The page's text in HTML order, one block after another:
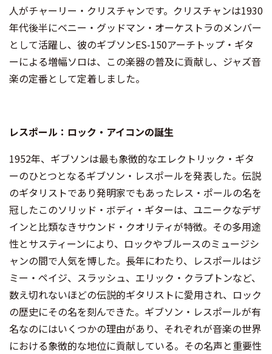
人がチャーリー・クリスチャンです。クリスチャンは1930
年代後半にベニー・グッドマン・オーケストラのメンバー
として活躍し、彼のギブソンES-150アーチトップ・ギタ
ーによる増幅ソロは、この楽器の普及に貢献し、ジャズ音
楽の定番として定着しました。
レスポール：ロック・アイコンの誕生
1952年、ギブソンは最も象徴的なエレクトリック・ギタ
ーのひとつとなるギブソン・レスポールを発表した。伝説
のギタリストであり発明家でもあったレス・ポールの名を
冠したこのソリッド・ボディ・ギターは、ユニークなデザ
インと比類なきサウンド・クオリティが特徴。その多用途
性とサスティーンにより、ロックやブルースのミュージシ
ャンの間で人気を博した。長年にわたり、レスポールはジ
ミー・ペイジ、スラッシュ、エリック・クラプトンなど、
数え切れないほどの伝説的ギタリストに愛用され、ロック
の歴史にその名を刻んできた。ギブソン・レスポールが有
名なのにはいくつかの理由があり、それぞれが音楽の世界
における象徴的な地位に貢献している。その名声と重要性